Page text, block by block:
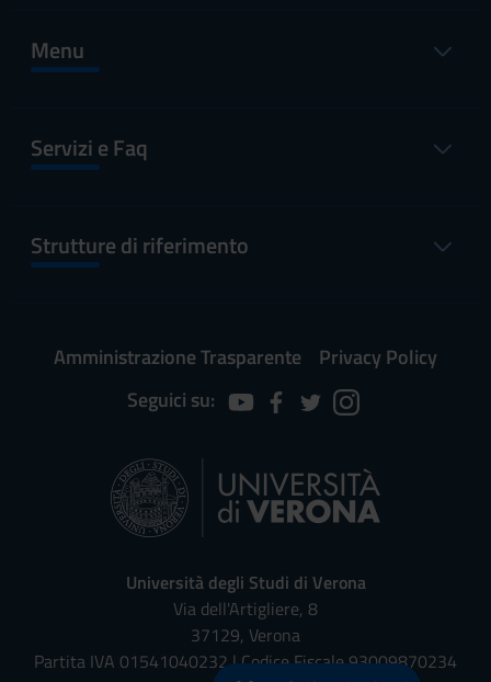
Menu
Servizi e Faq
Strutture di riferimento
Amministrazione Trasparente
Privacy Policy
Seguici su:
Università degli Studi di Verona
Via dell'Artigliere, 8
37129, Verona
Partita IVA 01541040232 | Codice Fiscale 93009870234